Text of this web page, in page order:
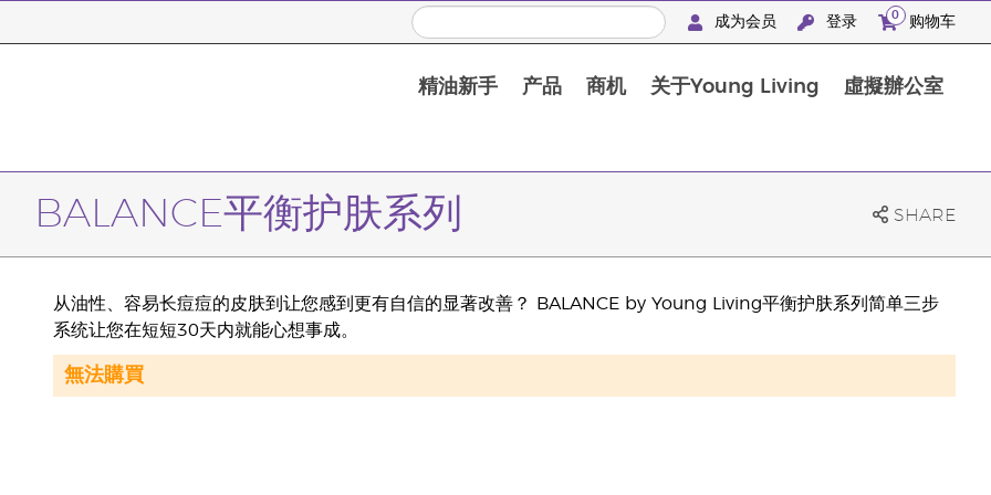
成为会员 登录 0 购物车
精油新手 产品 商机 关于Young Living 虛擬辦公室
BALANCE平衡护肤系列 SHARE
从油性、容易长痘痘的皮肤到让您感到更有自信的显著改善？ BALANCE by Young Living平衡护肤系列简单三步
系统让您在短短30天内就能心想事成。
無法購買